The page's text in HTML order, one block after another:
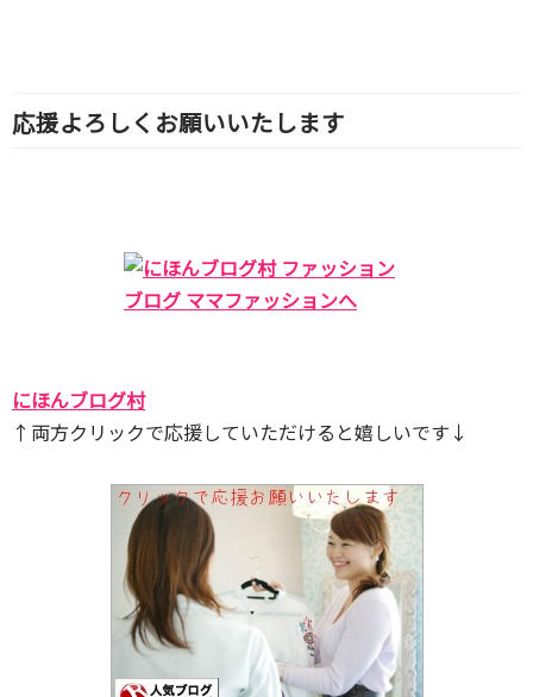
応援よろしくお願いいたします
にほんブログ村
↑両方クリックで応援していただけると嬉しいです↓